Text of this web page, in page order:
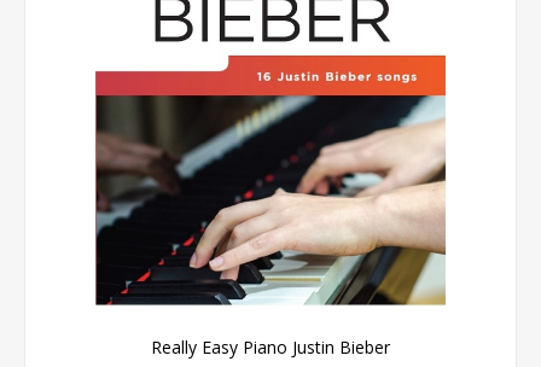
Really Easy Piano Justin Bieber